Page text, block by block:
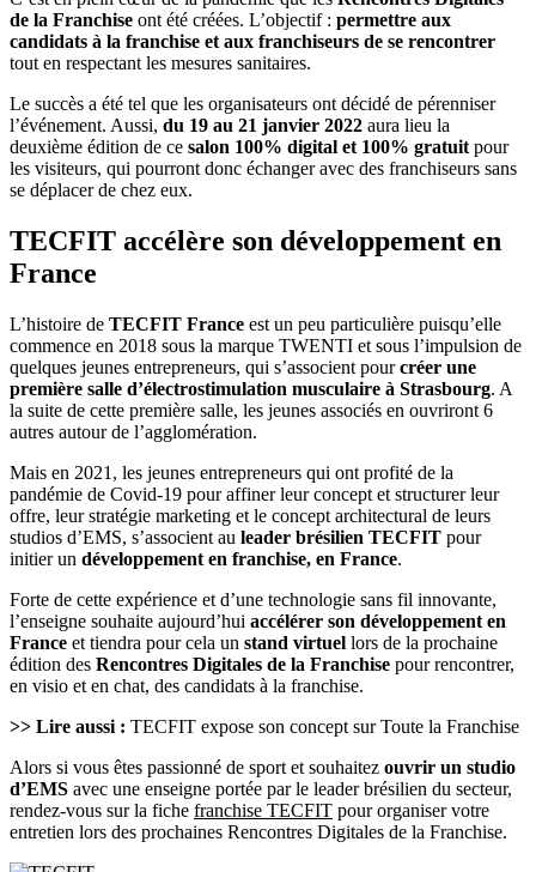
de la Franchise ont été créées. L’objectif : permettre aux
candidats à la franchise et aux franchiseurs de se rencontrer
tout en respectant les mesures sanitaires.
Le succès a été tel que les organisateurs ont décidé de pérenniser
l’événement. Aussi, du 19 au 21 janvier 2022 aura lieu la
deuxième édition de ce salon 100% digital et 100% gratuit pour
les visiteurs, qui pourront donc échanger avec des franchiseurs sans
se déplacer de chez eux.
TECFIT accélère son développement en
France
L’histoire de TECFIT France est un peu particulière puisqu’elle
commence en 2018 sous la marque TWENTI et sous l’impulsion de
quelques jeunes entrepreneurs, qui s’associent pourcréer une
première salle d’électrostimulation musculaire à Strasbourg. A
la suite de cette première salle, les jeunes associés en ouvriront 6
autres autour de l’agglomération.
Mais en 2021, les jeunes entrepreneurs qui ont profité de la
pandémie de Covid-19 pour affiner leur concept et structurer leur
offre, leur stratégie marketing et le concept architectural de leurs
studios d’EMS, s’associent au leader brésilien TECFIT pour
initier un développement en franchise, en France.
Forte de cette expérience et d’une technologie sans fil innovante,
l’enseigne souhaite aujourd’hui accélérer son développement en
France et tiendra pour cela un stand virtuel lors de la prochaine
édition des Rencontres Digitales de la Franchise pour rencontrer,
en visio et en chat, des candidats à la franchise.
>> Lire aussi : TECFIT expose son concept sur Toute la Franchise
Alors si vous êtes passionné de sport et souhaitez ouvrir un studio
d’EMS avec une enseigne portée par le leader brésilien du secteur,
rendez-vous sur la fiche franchise TECFIT pour organiser votre
entretien lors des prochaines Rencontres Digitales de la Franchise.